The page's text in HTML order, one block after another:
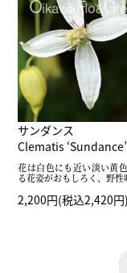
サンダンス
Clematis ‘Sundance’
花は白色にも近い淡い黄
る花姿がおもしろく、野性
2,200円(税込2,420円)